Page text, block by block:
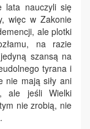
lata nauczyli się
więc w Zakonie
ale plotki
na razie
szansą na
tyrana i
nie mają siły ani
ale jeśli Wielki
nie zrobią, nie